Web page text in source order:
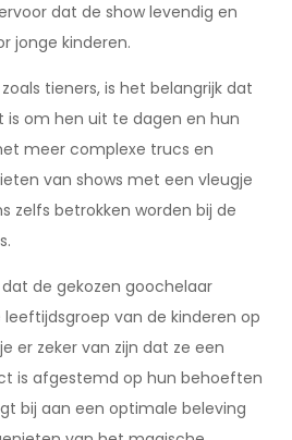
dat de show levendig en
jonge kinderen.
tieners, is het belangrijk dat
is om hen uit te dagen en hun
meer complexe trucs en
van shows met een vleugje
zelfs betrokken worden bij de
de gekozen goochelaar
van de kinderen op
er zeker van zijn dat ze een
is afgestemd op hun behoeften
bij aan een optimale beleving